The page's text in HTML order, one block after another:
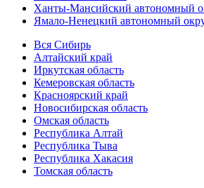
Ханты-Мансийский автономный
Ямало-Ненецкий автономный
Вся Сибирь
Алтайский край
Иркутская область
Кемеровская область
Красноярский край
Новосибирская область
Омская область
Республика Алтай
Республика Тыва
Республика Хакасия
Томская область